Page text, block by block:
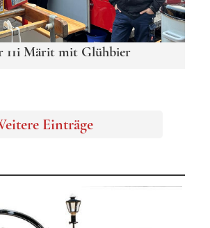
11i Märit mit Glühbier
Einträge